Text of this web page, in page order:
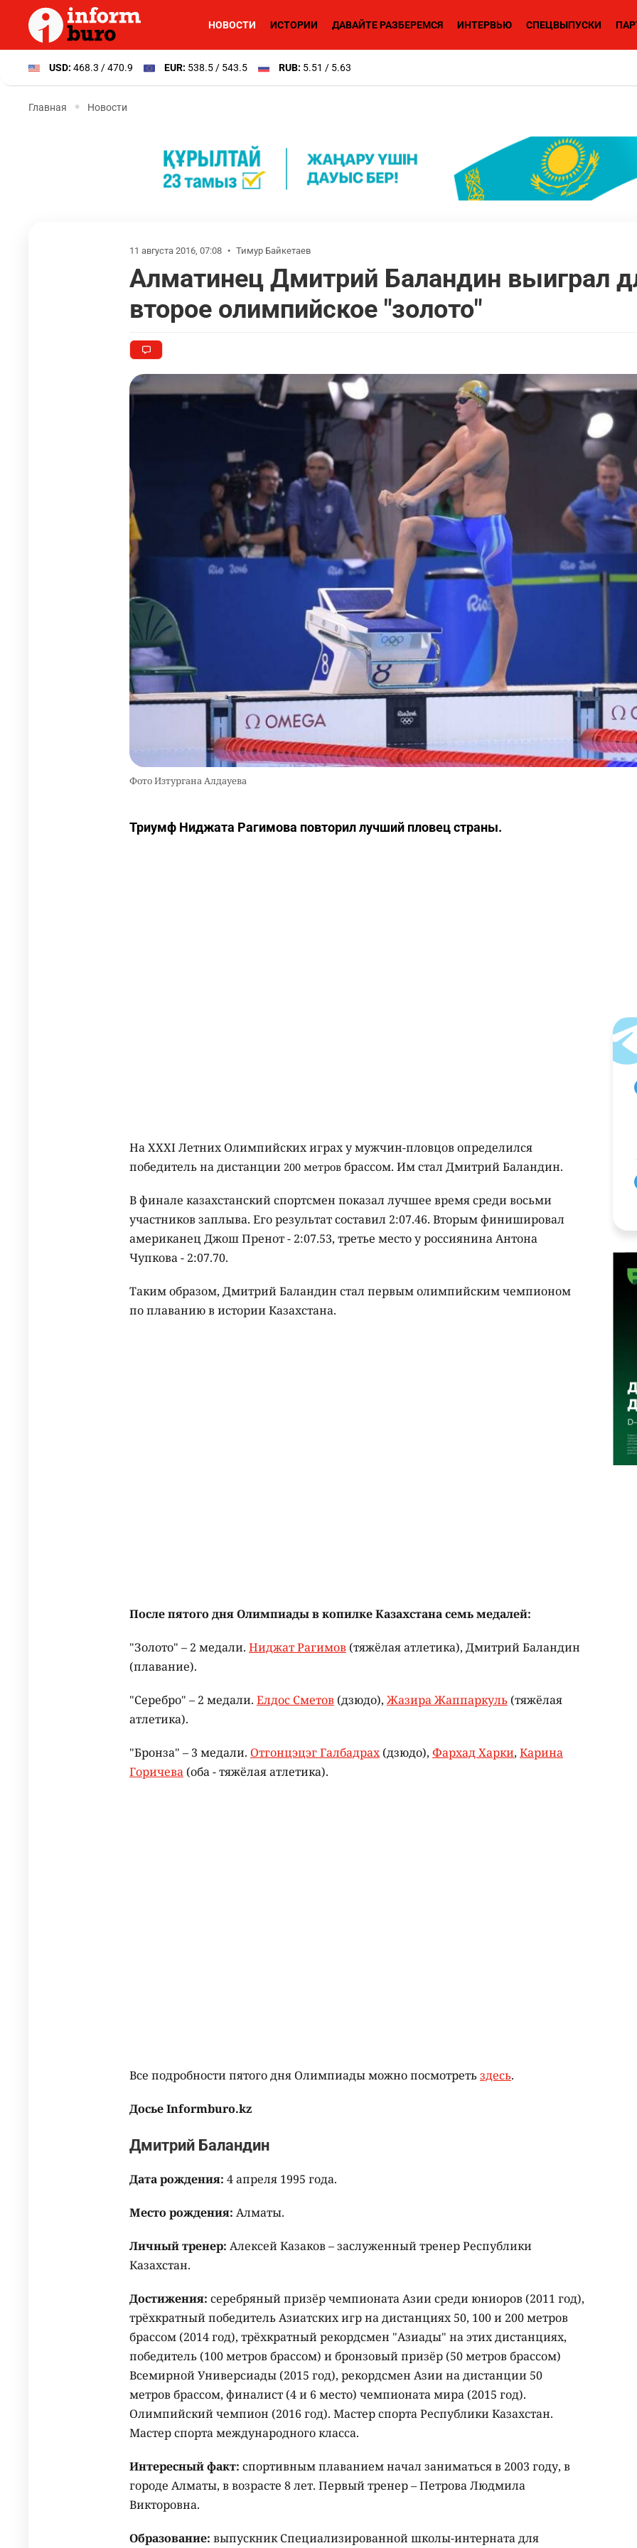
НОВОСТИ ИСТОРИИ ДАВАЙТЕ РАЗБЕРЕМСЯ ИНТЕРВЬЮ СПЕЦВЫПУСКИ
USD: 468.3 / 470.9 EUR: 538.5 / 543.5 RUB: 5.51 / 5.63
Главная Новости
11 августа 2016, 07:08 • Тимур Байкетаев
Алматинец Дмитрий Баландин выиграл
второе олимпийское "золото"
Фото Изтургана Алдауева
Триумф Ниджата Рагимова повторил лучший пловец страны.
На XXXI Летних Олимпийских играх у мужчин-пловцов определился
победитель на дистанции 200 метров брассом. Им стал Дмитрий Баландин.
В финале казахстанский спортсмен показал лучшее время среди восьми
участников заплыва. Его результат составил 2:07.46. Вторым финишировал
американец Джош Пренот - 2:07.53, третье место у россиянина Антона
Чупкова - 2:07.70.
Таким образом, Дмитрий Баландин стал первым олимпийским чемпионом
по плаванию в истории Казахстана.
После пятого дня Олимпиады в копилке Казахстана семь медалей:
"Золото" – 2 медали. Ниджат Рагимов (тяжёлая атлетика), Дмитрий Баландин
(плавание).
"Серебро" – 2 медали. Елдос Сметов (дзюдо),Жазира Жаппаркуль (тяжёлая
атлетика).
"Бронза" – 3 медали. Отгонцэцэг Галбадрах(дзюдо), Фархад Харки, Карина
Горичева (оба - тяжёлая атлетика).
Все подробности пятого дня Олимпиады можно посмотретьздесь.
ДосьеInformburo.kz
Дмитрий Баландин
Дата рождения: 4 апреля 1995 года.
Место рождения: Алматы.
Личный тренер: Алексей Казаков – заслуженный тренер Республики
Казахстан.
Достижения: серебряный призёр чемпионата Азии среди юниоров (2011 год),
трёхкратный победитель Азиатских игр на дистанциях 50, 100 и 200 метров
брассом (2014 год), трёхкратный рекордсмен "Азиады" на этих дистанциях,
победитель (100 метровбрассом) и бронзовый призёр (50 метровбрассом)
Всемирной Универсиады (2015 год), рекордсмен Азии на дистанции 50
метровбрассом, финалист (4 и 6 место) чемпионата мира (2015 год).
Олимпийский чемпион (2016 год). Мастер спорта Республики Казахстан.
Мастер спорта международного класса.
Интересный факт: спортивным плаванием начал заниматься в 2003 году, в
городе Алматы, в возрасте 8 лет. Первый тренер – Петрова Людмила
Викторовна.
Образование: выпускник Специализированной школы-интерната для